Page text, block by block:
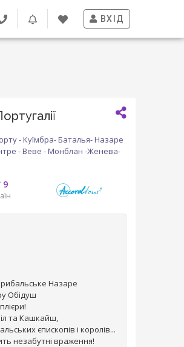
ВХІД
- Куїмбра- Баталья- Назаре
- Веве - Монблан -Женева-
9
Назаре
Обідуш
та Кашкайш,
єпископів і королів...
незабутні враження!